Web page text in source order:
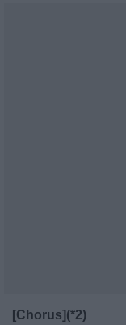
[Chorus](*2)